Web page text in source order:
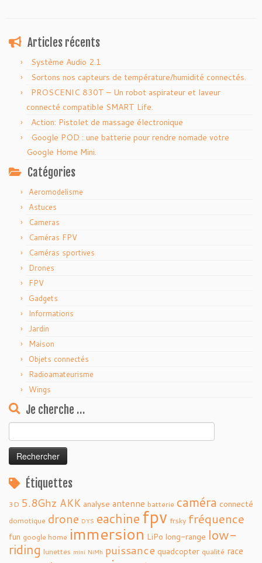
Articles récents
Système Audio 2.1
Sortons nos capteurs de température/humidité connectés.
PROSCENIC 830T – Un robot aspirateur et laveur
connecté compatible SMART Life.
Action: Pistolet de massage électronique
Google POD : une batterie pour rendre nomade votre
Google Home Mini.
Catégories
Aeromodelisme
Astuces
Cameras
Caméras FPV
Caméras sportives
Drones
FPV
Gadgets
Informations
Jardin
Maison
Objets connectés
Radioamateurisme
Wings
Je cherche …
Étiquettes
3D 5.8Ghz AKK analyse antenne batterie caméra connecté
domotique drone DYS eachine fpv frsky fréquence
fun google home immersion LiPo long-range low-
riding lunettes mini NiMh puissance quadcopter qualité race